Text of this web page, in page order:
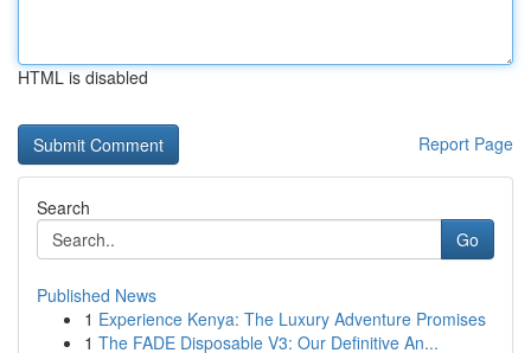
HTML is disabled
Report Page
Search
Go
Published News
1 Experience Kenya: The Luxury Adventure Promises
1 The FADE Disposable V3: Our Definitive An...